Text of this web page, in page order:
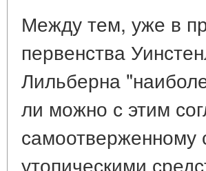
Между тем, уже в
первенства
Лильберна
ли можно с этим
самоотверженному
утопическими